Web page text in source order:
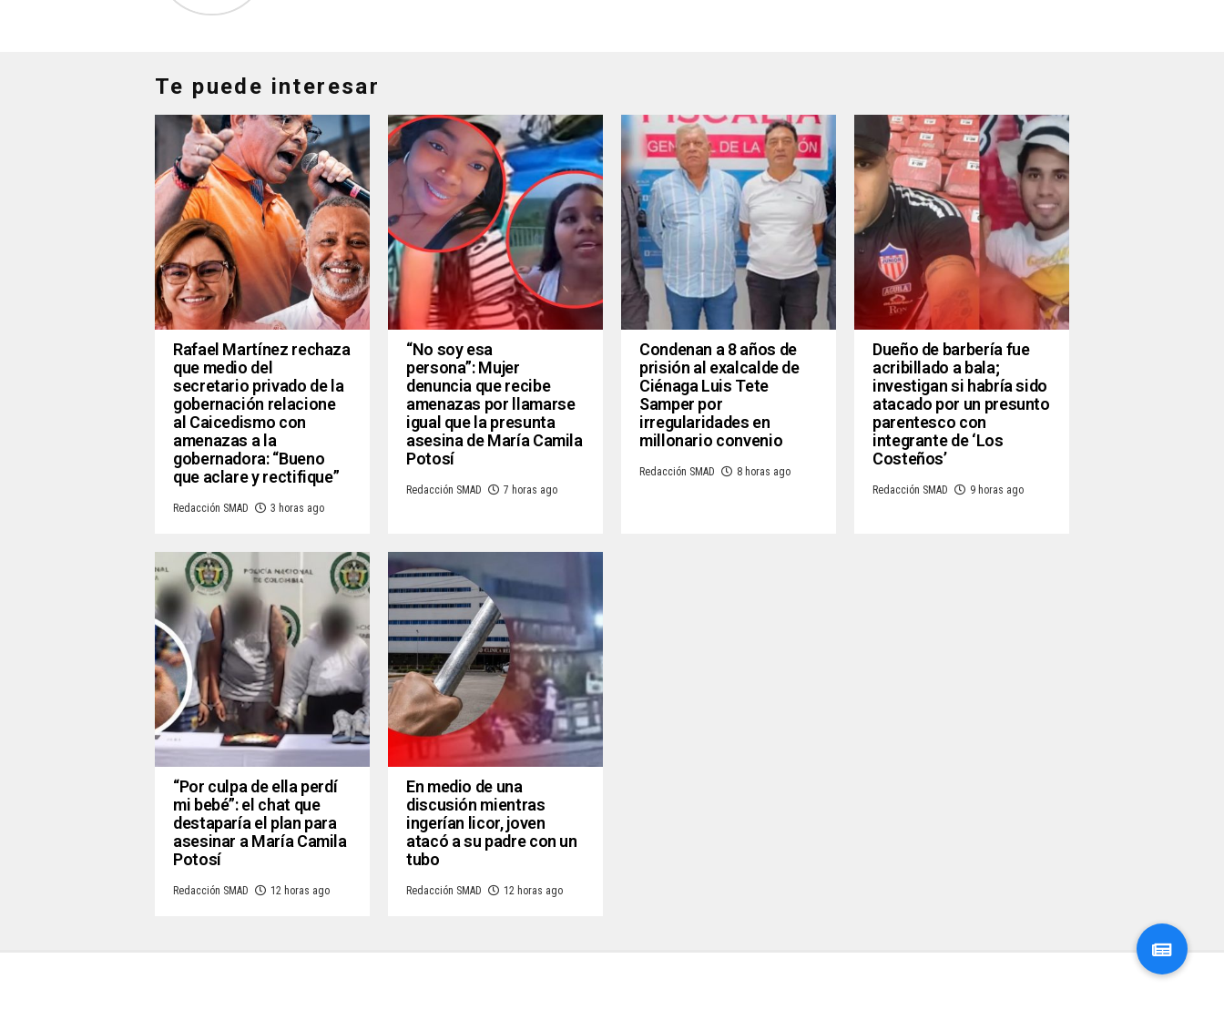
Te puede interesar
Rafael Martínez rechaza
que medio del
secretario privado de la
gobernación relacione
al Caicedismo con
amenazas a la
gobernadora: “Bueno
que aclare y rectifique”
Redacción SMAD 3 horas ago
“No soy esa
persona”: Mujer
denuncia que recibe
amenazas por llamarse
igual que la presunta
asesina de María Camila
Potosí
Redacción SMAD 7 horas ago
Condenan a 8 años de
prisión al exalcalde de
Ciénaga Luis Tete
Samper por
irregularidades en
millonario convenio
Redacción SMAD 8 horas ago
Dueño de barbería fue
acribillado a bala;
investigan si habría sido
atacado por un presunto
parentesco con
integrante de ‘Los
Costeños’
Redacción SMAD 9 horas ago
“Por culpa de ella perdí
mi bebé”: el chat que
destaparía el plan para
asesinar a María Camila
Potosí
Redacción SMAD 12 horas ago
En medio de una
discusión mientras
ingerían licor, joven
atacó a su padre con un
tubo
Redacción SMAD 12 horas ago